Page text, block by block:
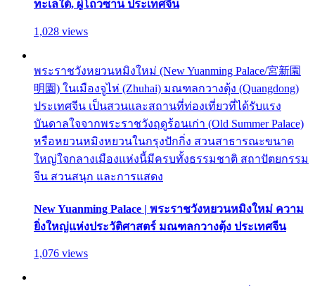
ทะเลใต้, ผู่โถวซาน ประเทศจีน
1,028 views
พระราชวังหยวนหมิงใหม่ (New Yuanming Palace/宮新園
明園) ในเมืองจูไห่ (Zhuhai) มณฑลกวางตุ้ง (Quangdong)
ประเทศจีน เป็นสวนและสถานที่ท่องเที่ยวที่ได้รับแรง
บันดาลใจจากพระราชวังฤดูร้อนเก่า (Old Summer Palace)
หรือหยวนหมิงหยวนในกรุงปักกิ่ง สวนสาธารณะขนาด
ใหญ่ใจกลางเมืองแห่งนี้มีครบทั้งธรรมชาติ สถาปัตยกรรม
จีน สวนสนุก และการแสดง
New Yuanming Palace | พระราชวังหยวนหมิงใหม่ ความ
ยิ่งใหญ่แห่งประวัติศาสตร์ มณฑลกวางตุ้ง ประเทศจีน
1,076 views